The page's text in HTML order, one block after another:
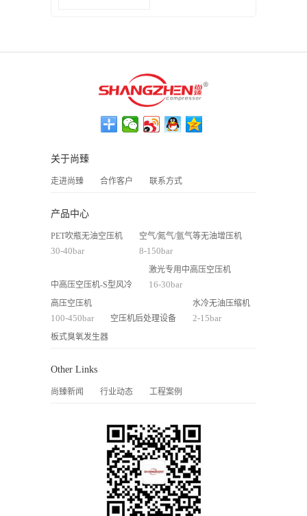
关于尚臻
走进尚臻 合作客户 联系方式
产品中心
PET吹瓶无油空压机
30-40bar
空气/氮气/氩气等无油增压机
8-150bar
中高压空压机-S型风冷
激光专用中高压空压机
16-30bar
高压空压机
100-450bar 空压机后处理设备
水冷无油压缩机
2-15bar
板式臭氧发生器
Other Links
尚臻新闻 行业动态 工程案例